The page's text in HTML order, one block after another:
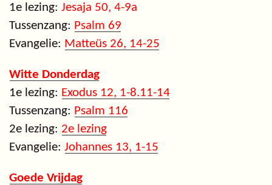
1e lezing: Jesaja 50, 4-9a
Tussenzang: Psalm 69
Evangelie: Matteüs 26, 14-25
Witte Donderdag
1e lezing: Exodus 12, 1-8.11-14
Tussenzang: Psalm 116
2e lezing: 2e lezing
Evangelie: Johannes 13, 1-15
Goede Vrijdag